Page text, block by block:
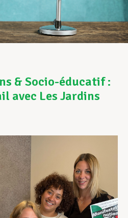
& Socio-éducatif :
avec Les Jardins